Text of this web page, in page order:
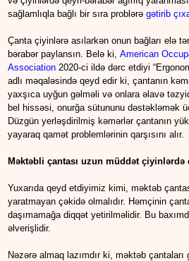
sağlamlıqla bağlı bir sıra problərəgətirib
Çanta çiyinlərə asılarkən onun bağları elə
bərabər paylansın. Belə ki,American
Association 2020-ci ildə dərc etdiyi
adlı məqaləsində qeyd edir ki, çantanın
yaxşıca uyğun gəlməli və onlara əlavə
bel hissəsi, onurğa sütununu dəstəkləmək
Düzgün yerləşdirilmiş kəmərlər çantanın
yayaraq qamət problemlərinin qarşısını alır.
Məktəbli çantası uzun müddət çiyinlərdə
Yuxarıda qeyd etdiyimiz kimi, məktəb
yaratmayan çəkidə olmalıdır. Həmçinin
daşımamağa diqqət yetirilməlidir. Bu
əlverişlidir.
Nəzərə almaq lazımdır ki, məktəb